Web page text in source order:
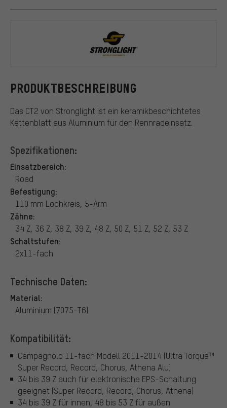
PRODUKTBESCHREIBUNG
Das CT2 von Stronglight ist ein keramikbeschichtetes
Kettenblatt aus Aluminium für den Rennradeinsatz.
Spezifikationen:
Einsatzbereich:
Road
Befestigung:
110 mm Lochkreis, 5-Arm
Zähne:
34 Z, 36 Z, 38 Z, 39 Z, 48 Z, 50 Z, 51 Z, 52 Z, 53 Z
Schaltstufen:
2x11-fach
Technische Daten:
Material:
Aluminium (7075-T6)
Kompatibilität:
Campagnolo 11-fach Modell 2011-2014 (Ultra Torque™
Super Record, Record, Chorus, Athena Alu)
34 bis 39 Z auch für elektronische EPS-Schaltung
geeignet (Super Record, Record, Chorus, Athena)
34 bis 39 Z für innen, 48 bis 53 Z für außen